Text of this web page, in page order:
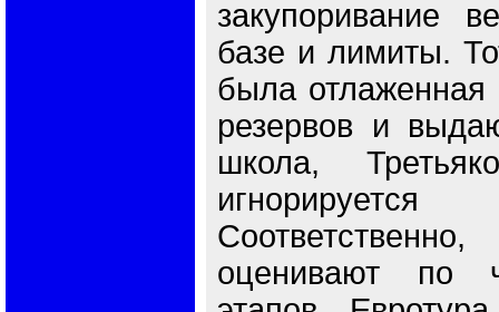
закупоривание
базе и лимиты.
была отлаженная
резервов и
школа,
оценивают по